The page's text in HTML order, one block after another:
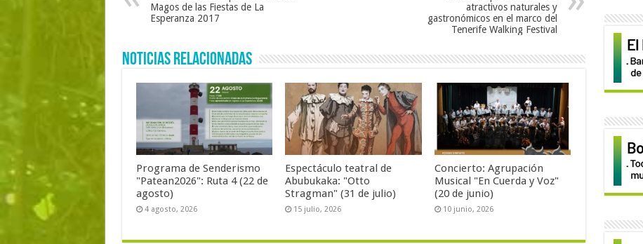
Magos de las Fiestas de La
Esperanza 2017
atractivos naturales y
gastronómicos en el marco del
Tenerife Walking Festival
Noticias Relacionadas
Programa de Senderismo
"Patean2026": Ruta 4 (22 de
agosto)
4 agosto, 2026
Espectáculo teatral de
Abubukaka: "Otto
Stragman" (31 de julio)
15 julio, 2026
Concierto: Agrupación
Musical "En Cuerda y Voz"
(20 de junio)
10 junio, 2026